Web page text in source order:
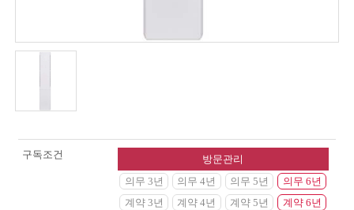
구독조건
방문관리
의무 3년
계약 3년
의무 4년
계약 4년
의무 5년
계약 5년
의무 6년
계약 6년